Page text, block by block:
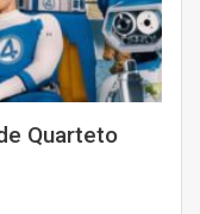
Quarteto